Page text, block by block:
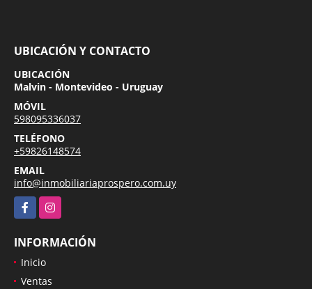
UBICACIÓN Y CONTACTO
UBICACIÓN
Malvin - Montevideo - Uruguay
MÓVIL
598095336037
TELÉFONO
+59826148574
EMAIL
info@inmobiliariaprospero.com.uy
FacebookInstagram
INFORMACIÓN
Inicio
Ventas